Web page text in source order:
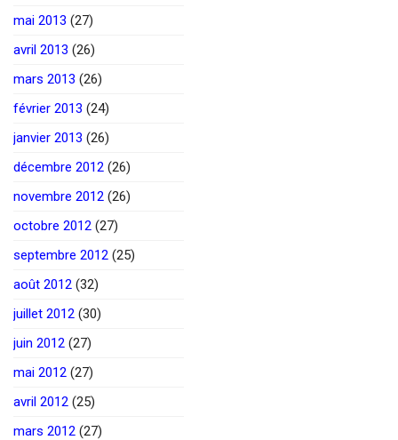
mai 2013 (27)
avril 2013 (26)
mars 2013 (26)
février 2013 (24)
janvier 2013 (26)
décembre 2012 (26)
novembre 2012 (26)
octobre 2012 (27)
septembre 2012 (25)
août 2012 (32)
juillet 2012 (30)
juin 2012 (27)
mai 2012 (27)
avril 2012 (25)
mars 2012 (27)